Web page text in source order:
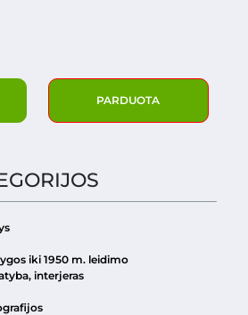
PARDUOTA
iki 1950 m. leidimo
interjeras